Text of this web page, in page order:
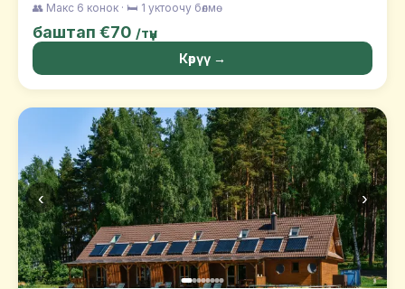
👥 Макс 6 конок · 🛏️ 1 уктоочу бөлмө
баштап €70 /түн
Көрүү →
‹ ›